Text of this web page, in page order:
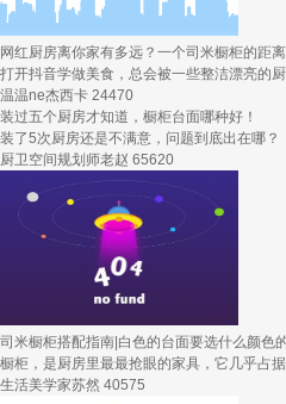
网红厨房离你家有多远？一个司米橱柜的距离
打开抖音学做美食，总会被一些整洁漂亮的
温温ne杰西卡 24470
装过五个厨房才知道，橱柜台面哪种好！
装了5次厨房还是不满意，问题到底出在哪
厨卫空间规划师老赵 65620
司米橱柜搭配指南|白色的台面要选什么颜色
橱柜，是厨房里最最抢眼的家具，它几乎占
生活美学家苏然 40575